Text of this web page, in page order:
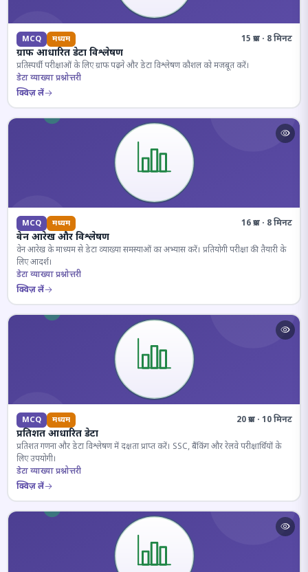
MCQ मध्यम 15 प्रश्न · 8 मिनट
ग्राफ आधारित डेटा विश्लेषण
प्रतिस्पर्धी परीक्षाओं के लिए ग्राफ पढ़ने और डेटा विश्लेषण कौशल को मजबूत करें।
डेटा व्याख्या प्रश्नोत्तरी
क्विज़ लें
MCQ मध्यम 16 प्रश्न · 8 मिनट
वेन आरेख और विश्लेषण
वेन आरेख के माध्यम से डेटा व्याख्या समस्याओं का अभ्यास करें। प्रतियोगी परीक्षा की तैयारी के
लिए आदर्श।
डेटा व्याख्या प्रश्नोत्तरी
क्विज़ लें
MCQ मध्यम 20 प्रश्न · 10 मिनट
प्रतिशत आधारित डेटा
प्रतिशत गणना और डेटा विश्लेषण में दक्षता प्राप्त करें। SSC, बैंकिंग और रेलवे परीक्षार्थियों के
लिए उपयोगी।
डेटा व्याख्या प्रश्नोत्तरी
क्विज़ लें